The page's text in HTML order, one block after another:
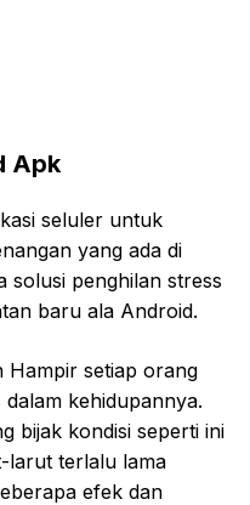
Apk
seluler untuk
yang ada di
solusi penghilan stress
baru ala Android.
Hampir setiap orang
kehidupannya.
bijak kondisi seperti ini
larut terlalu lama
efek dan